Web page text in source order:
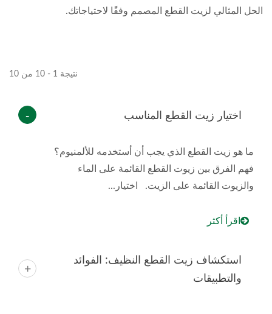
الحل المثالي لزيت القطع المصمم وفقًا لاحتياجاتك.
نتيجة 1 - 10 من 10
اختيار زيت القطع المناسب
ما هو زيت القطع الذي يجب أن أستخدمه للألمنيوم؟
فهم الفرق بين زيوت القطع القائمة على الماء
والزيوت القائمة على الزيت. اختيار...
اقرأ أكثر
استكشاف زيت القطع النظيف: الفوائد
والتطبيقات